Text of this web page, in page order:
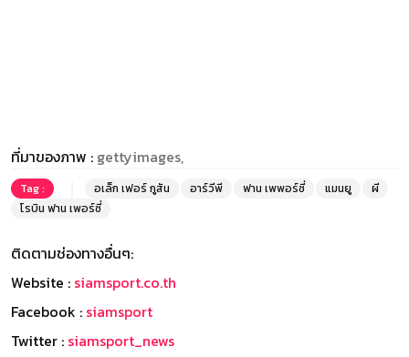
ที่มาของภาพ : gettyimages,
Tag : อเล็ก เฟอร์ กูสัน อาร์วีพี ฟาน เพพอร์ซี่ แมนยู
ผี
โรบิน ฟาน เพอร์ซี่
ติดตามช่องทางอื่นๆ:
Website : siamsport.co.th
Facebook : siamsport
Twitter : siamsport_news